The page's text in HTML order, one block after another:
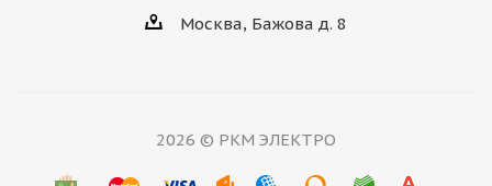
Москва, Бажова д. 8
2026 © РКМ ЭЛЕКТРО